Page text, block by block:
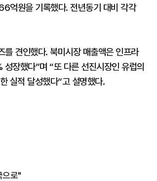
억원을 기록했다. 전년동기 대비 각각
를 견인했다. 북미시장 매출액은 인프라
장했다”며 “또 다른 선진시장인 유럽의
실적 달성했다”고 설명했다.
으로"